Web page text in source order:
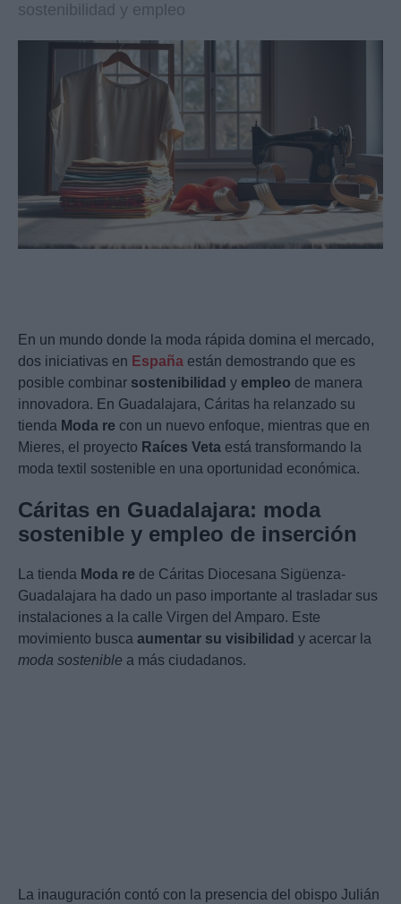
sostenibilidad y empleo
En un mundo donde la moda rápida domina el mercado,
dos iniciativas en España están demostrando que es
posible combinar sostenibilidad y empleo de manera
innovadora. En Guadalajara, Cáritas ha relanzado su
tienda Moda re con un nuevo enfoque, mientras que en
Mieres, el proyecto Raíces Veta está transformando la
moda textil sostenible en una oportunidad económica.
Cáritas en Guadalajara: moda
sostenible y empleo de inserción
La tienda Moda re de Cáritas Diocesana Sigüenza-
Guadalajara ha dado un paso importante al trasladar sus
instalaciones a la calle Virgen del Amparo. Este
movimiento busca aumentar su visibilidad y acercar la
moda sostenible a más ciudadanos.
La inauguración contó con la presencia del obispo Julián